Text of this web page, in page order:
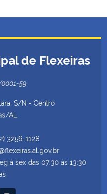
de Flexeiras
0001-59
S/N - Centro
AL
3256-1128
à sex das 07:30 às 13:30